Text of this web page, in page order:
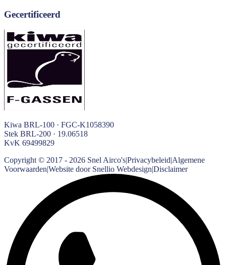
Gecertificeerd
Kiwa BRL-100 · FGC-K1058390
Stek BRL-200 · 19.06518
KvK 69499829
Copyright © 2017 - 2026 Snel Airco's|Privacybeleid|Algemene
Voorwaarden|Website door Snellio Webdesign|Disclaimer